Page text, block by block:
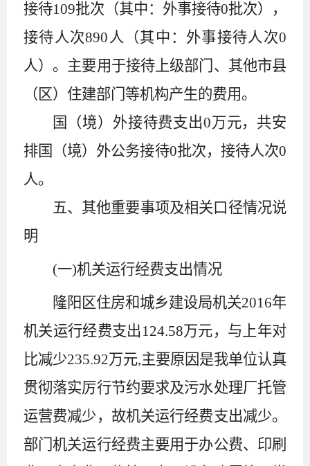
接待109批次（其中：外事接待0批次），
接待人次890人（其中：外事接待人次0
人）。主要用于接待上级部门、其他市县
（区）住建部门等机构产生的费用。
国（境）外接待费支出0 万元，共安
排国（境）外公务接待0批次，接待人次0
人。
五、其他重要事项及相关口径情况说
明
(一)机关运行经费支出情况
隆阳区住房和城乡建设局机关2016年
机关运行经费支出 124.58万元， 与上年对
比减少235.92万元,主要原因是我单位认真
贯彻落实厉行节约要求及污水处理厂托管
运营费减少，故机关运行经费支出减少。
部门机关运行经费主要用于办公费、印刷